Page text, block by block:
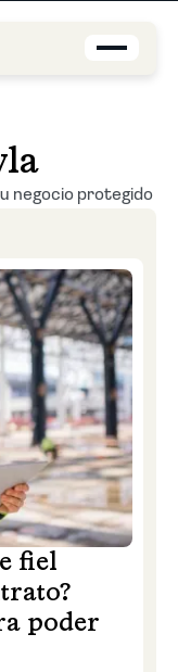
negocio protegido
fiel
poder